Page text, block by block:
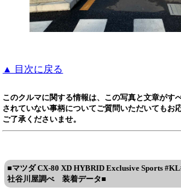
▲ 目次に戻る
このクルマに関する情報は、この写真と文章がす
されていない事柄についてご質問いただいてもお
ご了承くださいませ。
■マツダ CX-80 XD HYBRID Exclusive Sports
社谷川屋調べ 装着データ■